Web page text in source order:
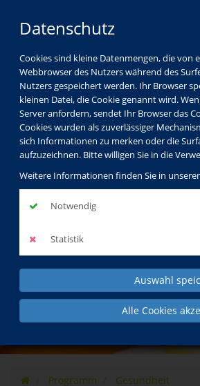
Datenschutz
Cookies sind kleine Datenmengen, die von
Webbrowser des Nutzers während des
Nutzers gespeichert werden. Ihr Browser
kleinen Datei, die Cookie genannt wird.
Server anfordern, sendet Ihr Browser das
Cookies wurden als zuverlässiger
sich Informationen zu merken oder die
aufzuzeichnen. Bitte willigen Sie in die
Weitere Informationen finden Sie in
Notwendig
Statistik
Auswahl
Alle Cookies
Programm
Schulkindbetreuung
Programm Gesundheit